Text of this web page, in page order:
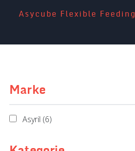
Asycube Flexible Feeding
Marke
Asyril (6)